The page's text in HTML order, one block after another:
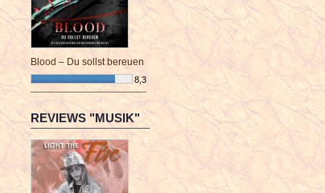
Blood – Du sollst bereuen
8,3
¯¯¯¯¯¯¯¯¯¯¯¯¯¯¯¯¯¯¯¯¯¯¯¯
REVIEWS "MUSIK"